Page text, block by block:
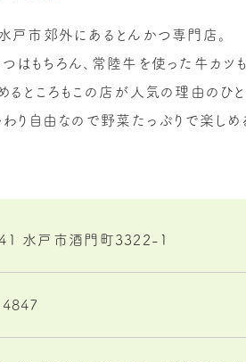
戸市郊外にあるとんかつ専門店。
はもちろん、常陸牛を使った牛カツ
るところもこの店が人気の理由のひと
り自由なので野菜たっぷりで楽しめ
水戸市酒門町3322-1